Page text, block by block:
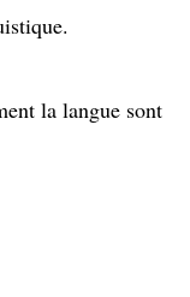
la langue sont